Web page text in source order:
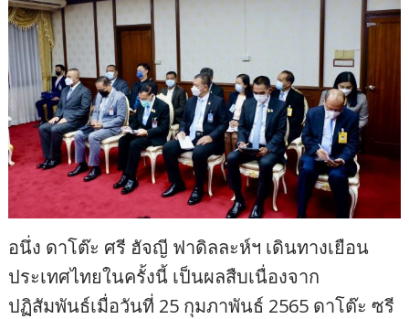
อนึ่ง ดาโต๊ะ ศรี ฮัจญี ฟาดิลละห์ฯ เดินทางเยือน
ประเทศไทยในครั้งนี้ เป็นผลสืบเนื่องจาก
ปฏิสัมพันธ์เมื่อวันที่ 25 กุมภาพันธ์ 2565 ดาโต๊ะ ซรี